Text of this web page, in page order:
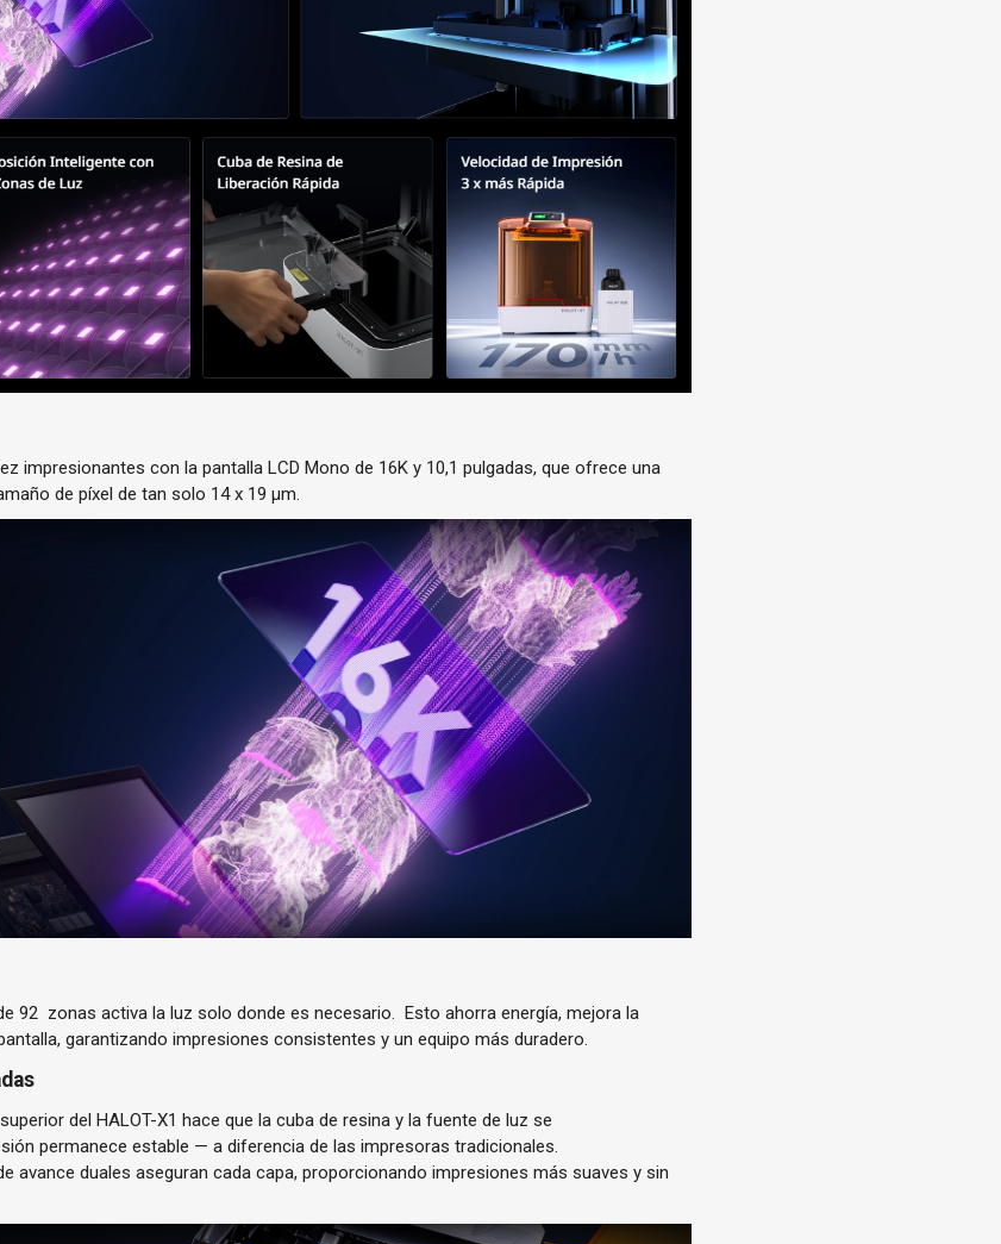
impresionantes con la pantalla LCD Mono de 16K y 10,1 pulgadas, que ofrece una
de píxel de tan solo 14 x 19 μm.
92 zonas activa la luz solo donde es necesario. Esto ahorra energía, mejora la
garantizando impresiones consistentes y un equipo más duradero.
del HALOT-X1 hace que la cuba de resina y la fuente de luz se
permanece estable — a diferencia de las impresoras tradicionales.
avance duales aseguran cada capa, proporcionando impresiones más suaves y sin